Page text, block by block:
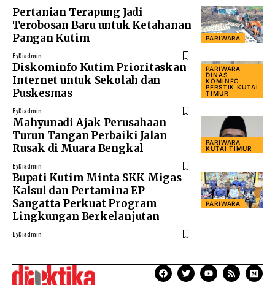
PARIWARA
Pertanian Terapung Jadi
Terobosan Baru untuk Ketahanan
Pangan Kutim
ByDiadmin
PARIWARA
DINAS
KOMINFO
PERSTIK KUTAI
TIMUR
Diskominfo Kutim Prioritaskan
Internet untuk Sekolah dan
Puskesmas
ByDiadmin
PARIWARA
KUTAI TIMUR
Mahyunadi Ajak Perusahaan
Turun Tangan Perbaiki Jalan
Rusak di Muara Bengkal
ByDiadmin
PARIWARA
Bupati Kutim Minta SKK Migas
Kalsul dan Pertamina EP
Sangatta Perkuat Program
Lingkungan Berkelanjutan
ByDiadmin